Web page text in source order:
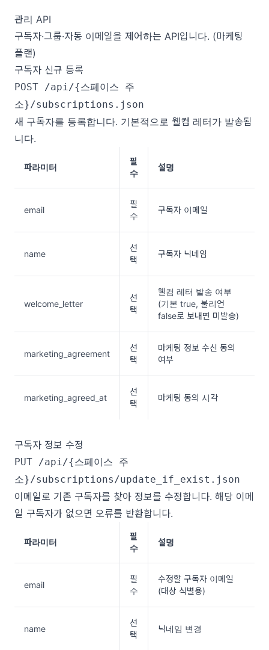
관리 API
구독자·그룹·자동 이메일을 제어하는 API입니다. (마케팅
플랜)
구독자 신규 등록
POST /api/{스페이스 주
소}/subscriptions.json
새 구독자를 등록합니다. 기본적으로 웰컴 레터가 발송됩
니다.
파라미터
필
수
설명
email
필
수
구독자 이메일
name
선
택
구독자 닉네임
welcome_letter
선
택
웰컴 레터 발송 여부
(기본 true, 불리언
false로 보내면 미발송)
marketing_agreement
선
택
마케팅 정보 수신 동의
여부
marketing_agreed_at
선
택
마케팅 동의 시각
구독자 정보 수정
PUT /api/{스페이스 주
소}/subscriptions/update_if_exist.json
이메일로 기존 구독자를 찾아 정보를 수정합니다. 해당 이메
일 구독자가 없으면 오류를 반환합니다.
파라미터
필
수
설명
email
필
수
수정할 구독자 이메일
(대상 식별용)
name
선
택
닉네임 변경